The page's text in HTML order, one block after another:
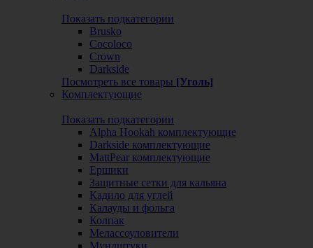
Показать подкатегории
Brusko
Cocoloco
Crown
Darkside
Посмотреть все товары [Уголь]
Комплектующие
Показать подкатегории
Alpha Hookah комплектующие
Darkside комплектующие
MattPear комплектующие
Ершики
Защитные сетки для кальяна
Кадило для углей
Калауды и фольга
Колпак
Мелассоуловители
Мундштуки